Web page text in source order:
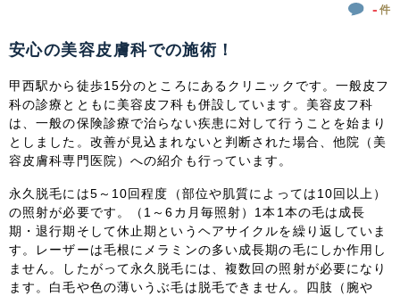
- 件
安心の美容皮膚科での施術！
甲西駅から徒歩15分のところにあるクリニックです。一般皮フ
科の診療とともに美容皮フ科も併設しています。美容皮フ科
は、一般の保険診療で治らない疾患に対して行うことを始まり
としました。改善が見込まれないと判断された場合、他院（美
容皮膚科専門医院）への紹介も行っています。
永久脱毛には5～10回程度（部位や肌質によっては10回以上）
の照射が必要です。（1～6カ月毎照射）1本1本の毛は成長
期・退行期そして休止期というヘアサイクルを繰り返していま
す。レーザーは毛根にメラミンの多い成長期の毛にしか作用し
ません。したがって永久脱毛には、複数回の照射が必要になり
ます。白毛や色の薄いうぶ毛は脱毛できません。四肢（腕や
エリアから最寄りサロンを探す
北海道・東北
北海道 青森県 岩手県 宮城県
関東
茨城県 栃木県 群馬県 埼玉県